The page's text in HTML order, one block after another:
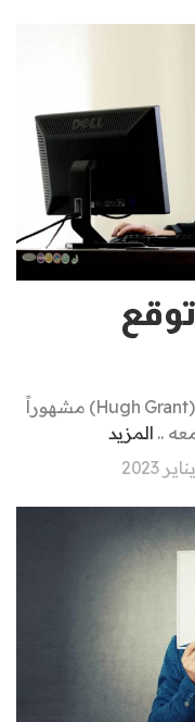
قد يكون الممثل البريطاني هيو غرانت (Hugh Grant) مشهوراً
.. المزيد